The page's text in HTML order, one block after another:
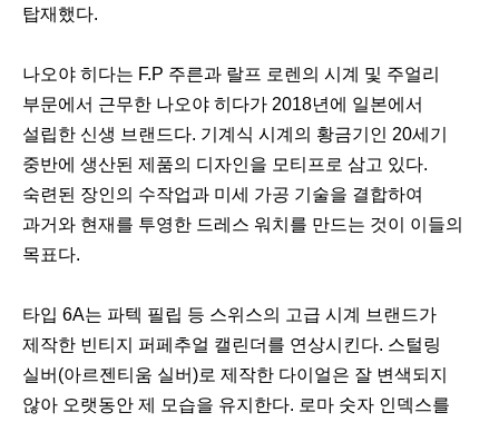
탑재했다.
나오야 히다는 F.P 주른과 랄프 로렌의 시계 및 주얼리
부문에서 근무한 나오야 히다가 2018년에 일본에서
설립한 신생 브랜드다. 기계식 시계의 황금기인 20세기
중반에 생산된 제품의 디자인을 모티프로 삼고 있다.
숙련된 장인의 수작업과 미세 가공 기술을 결합하여
과거와 현재를 투영한 드레스 워치를 만드는 것이 이들의
목표다.
타입 6A는 파텍 필립 등 스위스의 고급 시계 브랜드가
제작한 빈티지 퍼페추얼 캘린더를 연상시킨다. 스털링
실버(아르젠티움 실버)로 제작한 다이얼은 잘 변색되지
않아 오랫동안 제 모습을 유지한다. 로마 숫자 인덱스를